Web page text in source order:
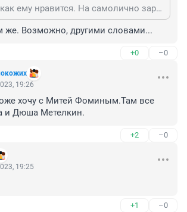
Живёт так, как ему нравится. На самолично заработанные деньги.
же. Возможно, другими словами...
+0 –0
19:26
хочу с Митей Фоминым.Там все
и Дюша Метелкин.
+2 –0
19:25
+1 –0